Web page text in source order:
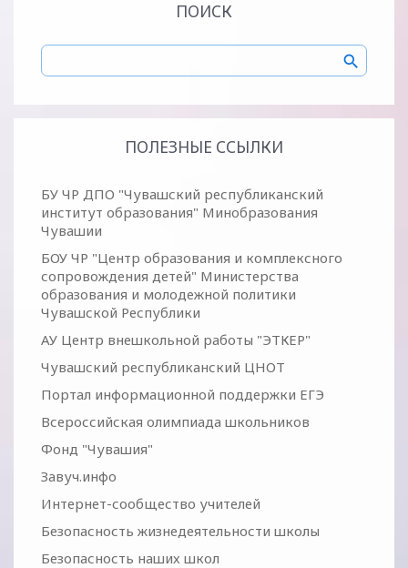
ПОИСК
ПОЛЕЗНЫЕ ССЫЛКИ
БУ ЧР ДПО "Чувашский республиканский
институт образования" Минобразования
Чувашии
БОУ ЧР "Центр образования и комплексного
сопровождения детей" Министерства
образования и молодежной политики
Чувашской Республики
АУ Центр внешкольной работы "ЭТКЕР"
Чувашский республиканский ЦНОТ
Портал информационной поддержки ЕГЭ
Всероссийская олимпиада школьников
Фонд "Чувашия"
Завуч.инфо
Интернет-сообщество учителей
Безопасность жизнедеятельности школы
Безопасность наших школ